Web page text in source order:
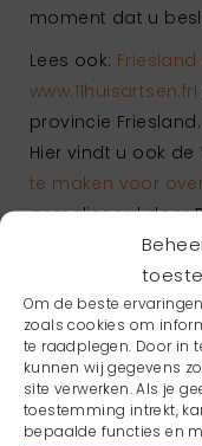
Om de beste
zoals cookies om
te raadplegen. Door in
kunnen wij gegevens
site verwerken. Als je
toestemming intrekt,
bepaalde functies en
moment dat u
Lees ook: Friesland
www.11huisartsen.frl
provincie Friesland.
Hier vindt u ook de
te maken voor
gerealiseerd door
*Indien nodig
Facebook
Twitter
Ga terug naar